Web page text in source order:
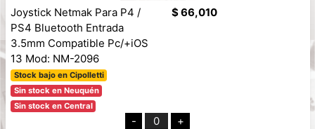
Joystick Netmak Para P4 /
PS4 Bluetooth Entrada
3.5mm Compatible Pc/+iOS
13 Mod: NM-2096
Stock bajo en Cipolletti
Sin stock en Neuquén
Sin stock en Central
$ 66,010
- 0 +